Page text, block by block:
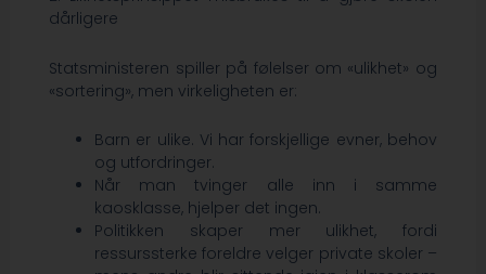
dårligere
Statsministeren spiller på følelser om «ulikhet» og
«sortering», men virkeligheten er:
Barn er ulike. Vi har forskjellige evner, behov
og utfordringer.
Når man tvinger alle inn i samme
kaosklasse, hjelper det ingen.
Politikken skaper mer ulikhet, fordi
ressurssterke foreldre velger private skoler –